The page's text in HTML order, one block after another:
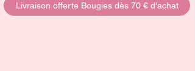
Livraison offerte Bougies dès 70 € d'achat